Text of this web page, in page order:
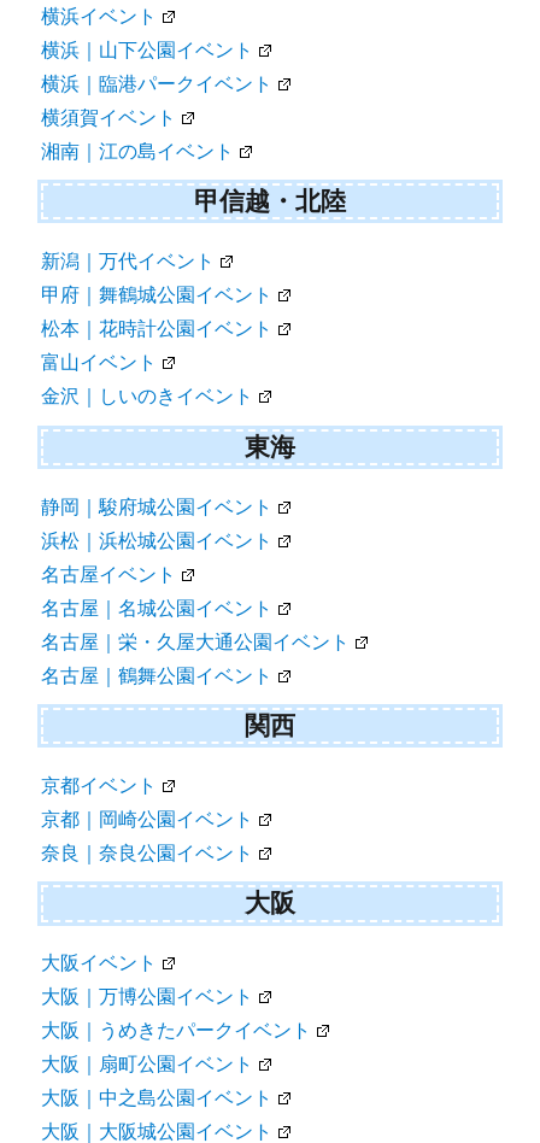
横浜イベント
横浜｜山下公園イベント
横浜｜臨港パークイベント
横須賀イベント
湘南｜江の島イベント
甲信越・北陸
新潟｜万代イベント
甲府｜舞鶴城公園イベント
松本｜花時計公園イベント
富山イベント
金沢｜しいのきイベント
東海
静岡｜駿府城公園イベント
浜松｜浜松城公園イベント
名古屋イベント
名古屋｜名城公園イベント
名古屋｜栄・久屋大通公園イベント
名古屋｜鶴舞公園イベント
関西
京都イベント
京都｜岡崎公園イベント
奈良｜奈良公園イベント
大阪
大阪イベント
大阪｜万博公園イベント
大阪｜うめきたパークイベント
大阪｜扇町公園イベント
大阪｜中之島公園イベント
大阪｜大阪城公園イベント